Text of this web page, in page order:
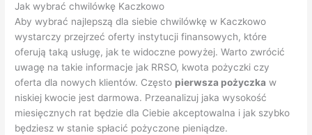
Jak wybrać chwilówkę Kaczkowo
Aby wybrać najlepszą dla siebie chwilówkę w Kaczkowo
wystarczy przejrzeć oferty instytucji finansowych, które
oferują taką usługę, jak te widoczne powyżej. Warto zwrócić
uwagę na takie informacje jak RRSO, kwota pożyczki czy
oferta dla nowych klientów. Często pierwsza pożyczka w
niskiej kwocie jest darmowa. Przeanalizuj jaka wysokość
miesięcznych rat będzie dla Ciebie akceptowalna i jak szybko
będziesz w stanie spłacić pożyczone pieniądze.